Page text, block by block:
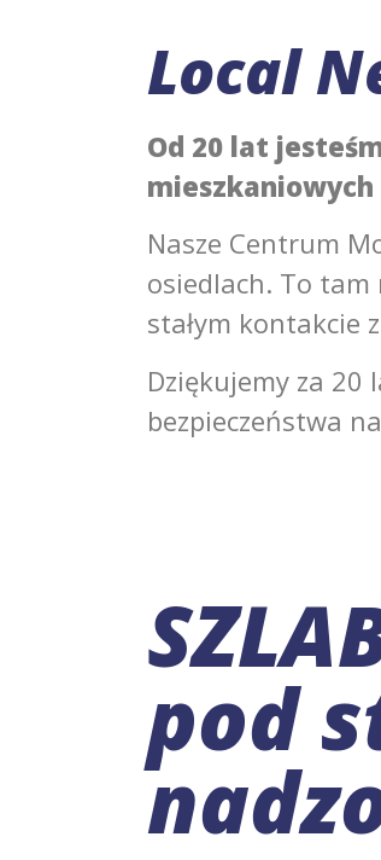
Local
Od 20 lat
mieszkaniowych
Nasze Centrum
osiedlach. To tam
stałym kontakcie
Dziękujemy za 20
bezpieczeństwa
pod